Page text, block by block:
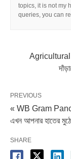
topics, it is not my
queries, you can
Agricultural
PREVIOUS
« WB Gram
এখন আপনার হাতের
SHARE